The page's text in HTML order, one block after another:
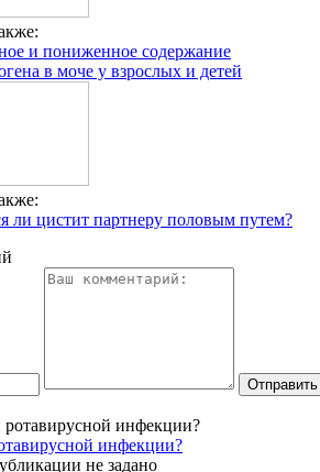
и пониженное содержание
в моче у взрослых и детей
ли цистит партнеру половым путем?
инфекции?